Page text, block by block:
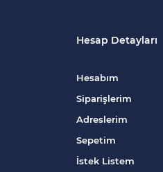
Hesap Detayları
Hesabım
Siparişlerim
Adreslerim
Sepetim
İstek Listem